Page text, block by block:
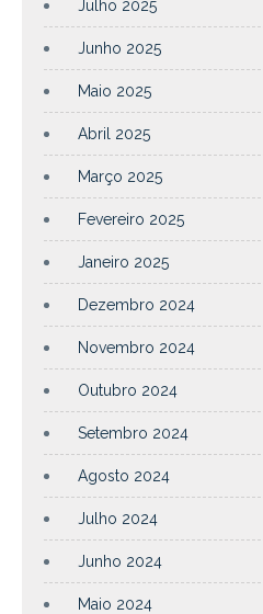
Julho 2025
Junho 2025
Maio 2025
Abril 2025
Março 2025
Fevereiro 2025
Janeiro 2025
Dezembro 2024
Novembro 2024
Outubro 2024
Setembro 2024
Agosto 2024
Julho 2024
Junho 2024
Maio 2024